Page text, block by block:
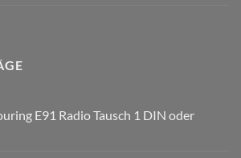
E91 Radio Tausch 1 DIN oder